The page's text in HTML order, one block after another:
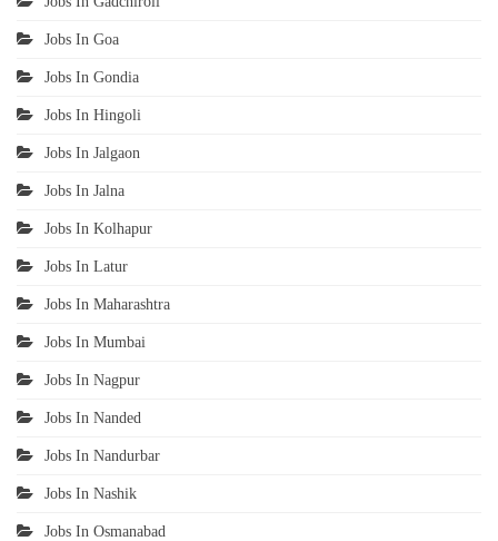
Jobs In Goa
Jobs In Gondia
Jobs In Hingoli
Jobs In Jalgaon
Jobs In Jalna
Jobs In Kolhapur
Jobs In Latur
Jobs In Maharashtra
Jobs In Mumbai
Jobs In Nagpur
Jobs In Nanded
Jobs In Nandurbar
Jobs In Nashik
Jobs In Osmanabad